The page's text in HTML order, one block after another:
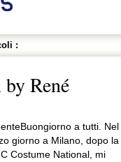
:
René
a tutti. Nel
giorno a Milano, dopo la
Costume National, mi